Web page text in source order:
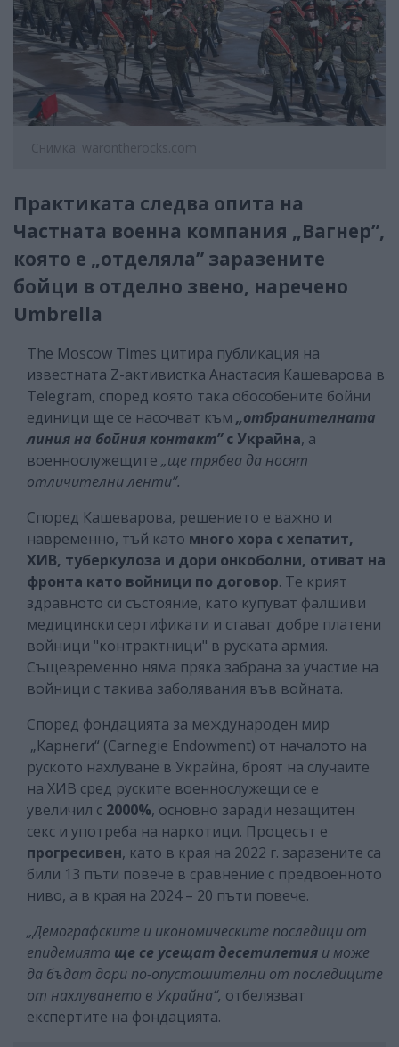
Снимка: warontherocks.com
Практиката следва опита на
Частната военна компания „Вагнер”,
която е „отделяла” заразените
бойци в отделно звено, наречено
Umbrella
The Moscow Times цитира публикация на
известната Z-активистка Анастасия Кашеварова в
Telegram, според която така обособените бойни
единици ще се насочват към „отбранителната
линия на бойния контакт”с Украйна, а
военнослужещите „ще трябва да носят
отличителни ленти”.
Според Кашеварова, решението е важно и
навременно, тъй като много хора с хепатит,
ХИВ, туберкулоза и дори онкоболни, отиват на
фронта като войници по договор. Те крият
здравното си състояние, като купуват фалшиви
медицински сертификати и стават добре платени
войници "контрактници" в руската армия.
Същевременно няма пряка забрана за участие на
войници с такива заболявания във войната.
Според фондацията за международен мир
„Карнеги“ (Carnegie Endowment) от началото на
руското нахлуване в Украйна, броят на случаите
на ХИВ сред руските военнослужещи се е
увеличил с 2000%, основно заради незащитен
секс и употреба на наркотици. Процесът е
прогресивен, като в края на 2022 г. заразените са
били 13 пъти повече в сравнение с предвоенното
ниво, а в края на 2024 – 20 пъти повече.
„Демографските и икономическите последици от
епидемията ще се усещат десетилетия и може
да бъдат дори по-опустошителни от последиците
от нахлуването в Украйна“, отбелязват
експертите на фондацията.